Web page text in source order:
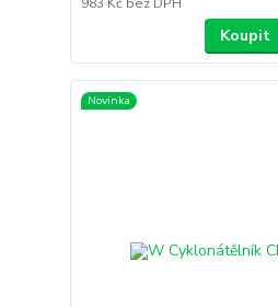
Koupit
Novinka